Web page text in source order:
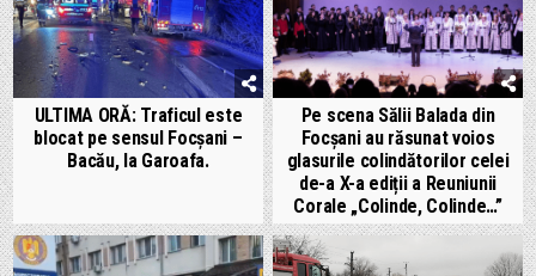
ULTIMA ORĂ: Traficul este
blocat pe sensul Focșani –
Bacău, la Garoafa.
Pe scena Sălii Balada din
Focșani au răsunat voios
glasurile colindătorilor celei
de-a X-a ediții a Reuniunii
Corale „Colinde, Colinde…”